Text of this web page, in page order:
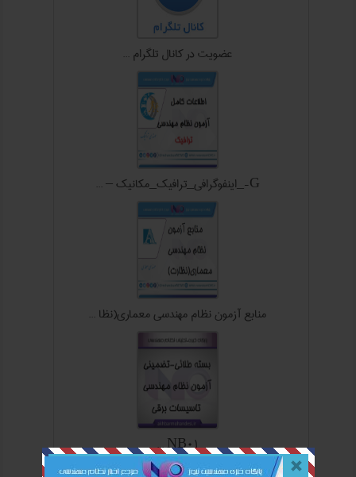
عضويت در کانال تلگرام ...
G-_اینفوگرافی_ترافیک_مکانیک – ...
منابع آزمون نظام مهندسی معماري(نظا ...
NB01 ...